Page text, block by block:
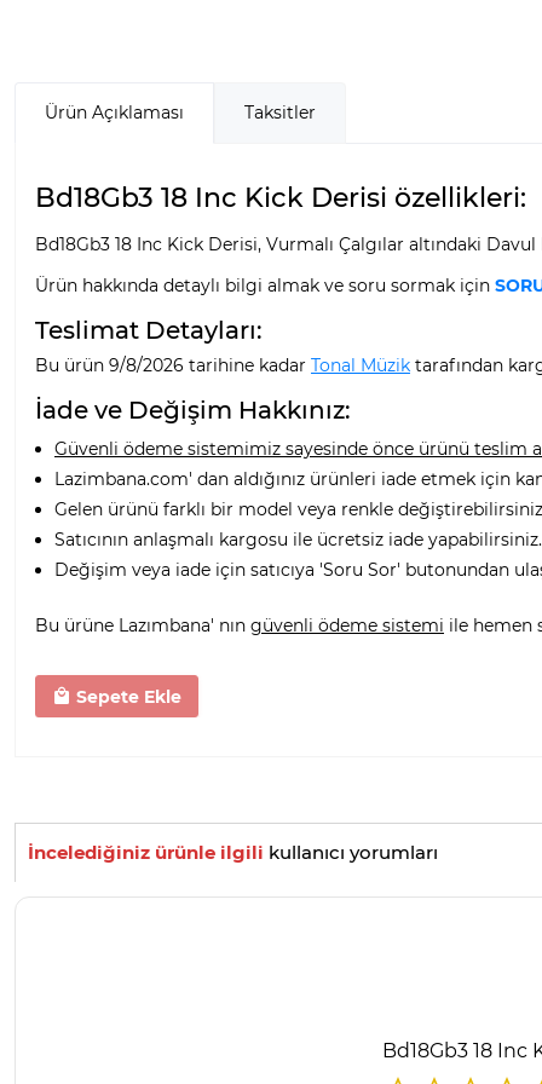
Ürün Açıklaması Taksitler
Bd18Gb3 18 Inc Kick Derisi özellikleri:
Bd18Gb3 18 Inc Kick Derisi, Vurmalı Çalgılar altındaki
Ürün hakkında detaylı bilgi almak ve soru sormak için
Teslimat Detayları:
Bu ürün 9/8/2026 tarihine kadar Tonal Müzik tarafından
İade ve Değişim Hakkınız:
Güvenli ödeme sistemimiz sayesinde önce ürünü teslim
Lazimbana.com' dan aldığınız ürünleri iade etmek için
Gelen ürünü farklı bir model veya renkle
Satıcının anlaşmalı kargosu ile ücretsiz iade yapabilirsiniz.
Değişim veya iade için satıcıya 'Soru Sor' butonundan
Bu ürüne Lazımbana' nın güvenli ödeme sistemi ile hemen
Sepete Ekle
İncelediğiniz ürünle ilgili kullanıcı yorumları
Bd18Gb3 18 Inc